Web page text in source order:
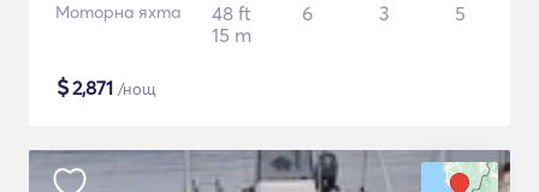
Моторна яхта
48 ft
15 m
6 3 5
$2,871 /нощ